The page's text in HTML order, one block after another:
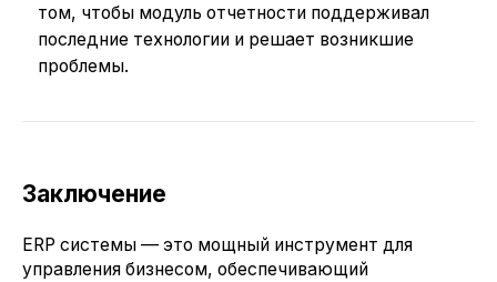
том, чтобы модуль отчетности поддерживал
последние технологии и решает возникшие
проблемы.
Заключение
ERP системы — это мощный инструмент для
управления бизнесом, обеспечивающий